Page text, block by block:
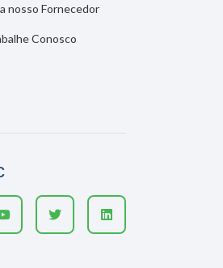
nosso Fornecedor
Conosco